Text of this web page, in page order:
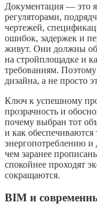
Документация — это
регуляторами,
чертежей,
ошибок, задержек и
живут. Они должны
на стройплощадке и
требованиям.
дизайна, а не просто
Ключ к успешному
прозрачность и
почему выбран тот
и как обеспечиваются
энергопотреблению и
чем заранее
спокойнее проходят
сокращаются.
BIM и